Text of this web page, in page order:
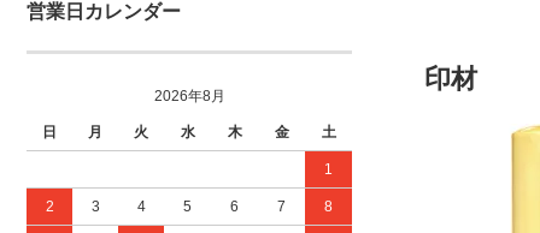
営業日カレンダー
2026年8月
日 月 火 水 木 金 土
1
2 3 4 5 6 7 8
印材